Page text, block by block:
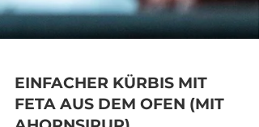
EINFACHER KÜRBIS MIT